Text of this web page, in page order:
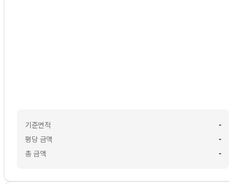
기준면적
평당 금액
총 금액
-
-
-